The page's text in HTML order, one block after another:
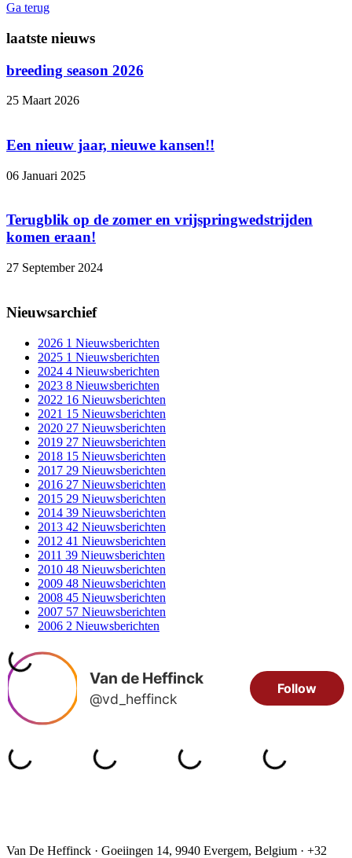
Ga terug
laatste nieuws
breeding season 2026
25 Maart 2026
Een nieuw jaar, nieuwe kansen!!
06 Januari 2025
Terugblik op de zomer en vrijspringwedstrijden
komen eraan!
27 September 2024
Nieuwsarchief
2026 1 Nieuwsberichten
2025 1 Nieuwsberichten
2024 4 Nieuwsberichten
2023 8 Nieuwsberichten
2022 16 Nieuwsberichten
2021 15 Nieuwsberichten
2020 27 Nieuwsberichten
2019 27 Nieuwsberichten
2018 15 Nieuwsberichten
2017 29 Nieuwsberichten
2016 27 Nieuwsberichten
2015 29 Nieuwsberichten
2014 39 Nieuwsberichten
2013 42 Nieuwsberichten
2012 41 Nieuwsberichten
2011 39 Nieuwsberichten
2010 48 Nieuwsberichten
2009 48 Nieuwsberichten
2008 45 Nieuwsberichten
2007 57 Nieuwsberichten
2006 2 Nieuwsberichten
Van De Heffinck · Goeiingen 14, 9940 Evergem, Belgium · +32